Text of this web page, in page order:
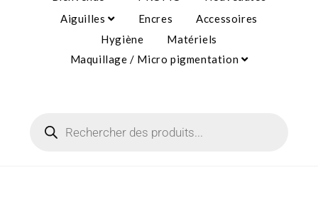
Aiguilles
Encres
Accessoires
Hygiène
Matériels
Maquillage / Micro pigmentation